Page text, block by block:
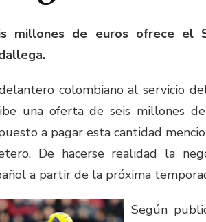
millones de euros ofrece el
colombiano al servicio
una oferta de seis millones
a pagar esta cantidad
De hacerse realidad la
a partir de la próxima
Según